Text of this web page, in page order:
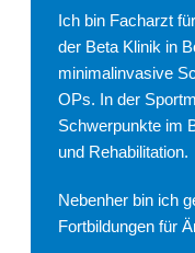
Ich bin Facharzt
der Beta Klinik in
minimalinvasive
OPs. In der
Schwerpunkte im
und Rehabilitation.
Nebenher bin ich
Fortbildungen für